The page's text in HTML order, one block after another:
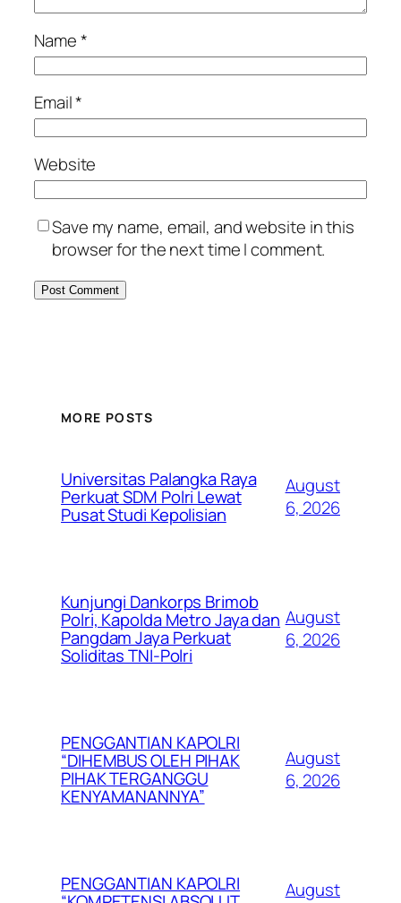
Name*
Email*
Website
Save my name, email, and website in this
browser for the next time I comment.
MORE POSTS
Universitas Palangka Raya
Perkuat SDM Polri Lewat
Pusat Studi Kepolisian
August
6, 2026
Kunjungi Dankorps Brimob
Polri, Kapolda Metro Jaya dan
Pangdam Jaya Perkuat
Soliditas TNI-Polri
August
6, 2026
PENGGANTIAN KAPOLRI
“DIHEMBUS OLEH PIHAK
PIHAK TERGANGGU
KENYAMANANNYA”
August
6, 2026
PENGGANTIAN KAPOLRI
August